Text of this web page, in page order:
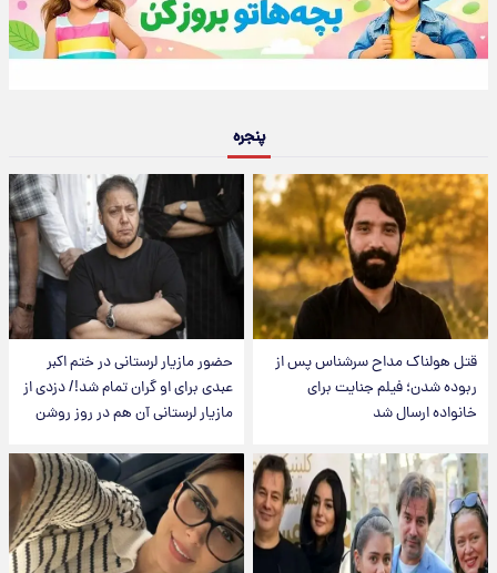
پنجره
قتل هولناک مداح سرشناس پس از
ربوده شدن؛ فیلم جنایت برای
خانواده ارسال شد
حضور مازیار لرستانی در ختم اکبر
عبدی برای او گران تمام شد!/ دزدی از
مازیار لرستانی آن هم در روز روشن